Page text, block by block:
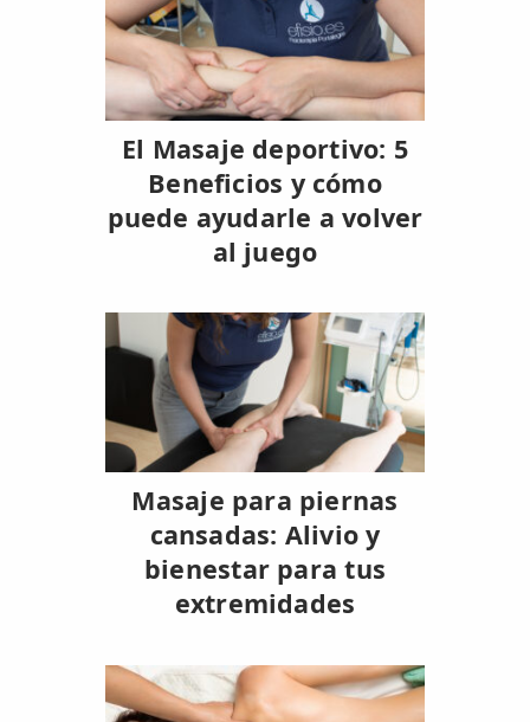
El Masaje deportivo: 5
Beneficios y cómo
puede ayudarle a volver
al juego
Masaje para piernas
cansadas: Alivio y
bienestar para tus
extremidades